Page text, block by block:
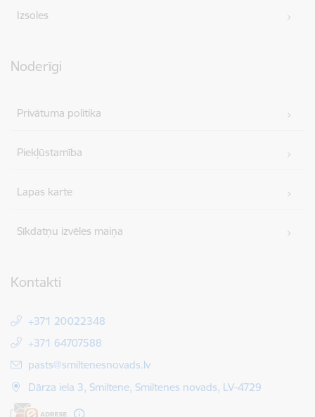
Izsoles
Noderīgi
Privātuma politika
Piekļūstamība
Lapas karte
Sīkdatņu izvēles maiņa
Kontakti
+371 20022348
+371 64707588
E-pasts:
pasts@smiltenesnovads.lv
Dārza iela 3, Smiltene, Smiltenes novads, LV-4729